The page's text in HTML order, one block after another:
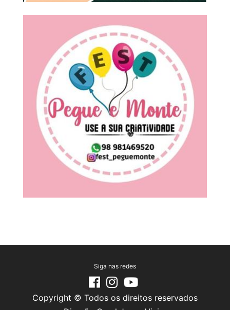
Siga nas redes
Copyright © Todos os direitos reservados